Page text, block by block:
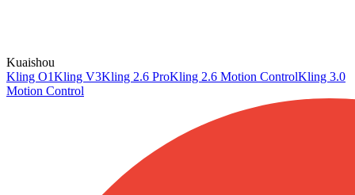
Kuaishou
Kling O1Kling V3Kling 2.6 ProKling 2.6 Motion ControlKling 3.0
Motion Control